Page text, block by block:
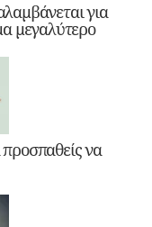
για
μεγαλύτερο
να